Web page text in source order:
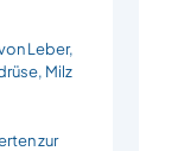
Leber,
Milz
zur